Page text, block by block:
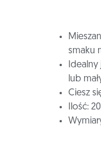
smaku
lub
Ciesz
Ilość: